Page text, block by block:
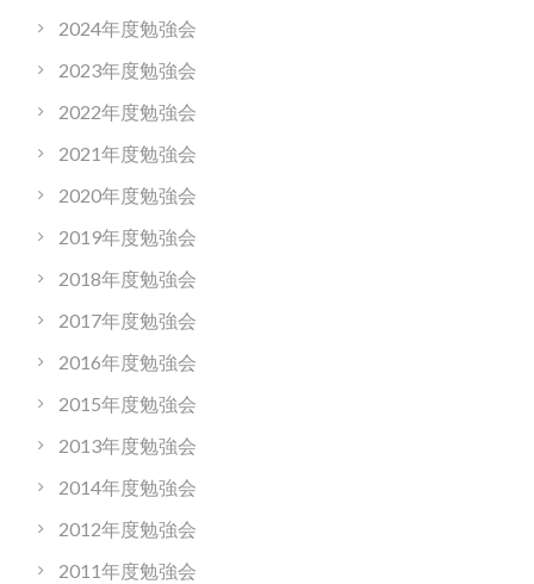
2024年度勉強会
2023年度勉強会
2022年度勉強会
2021年度勉強会
2020年度勉強会
2019年度勉強会
2018年度勉強会
2017年度勉強会
2016年度勉強会
2015年度勉強会
2013年度勉強会
2014年度勉強会
2012年度勉強会
2011年度勉強会